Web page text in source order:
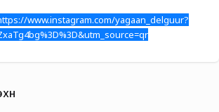
www.instagram.com/yagaan_delguur?